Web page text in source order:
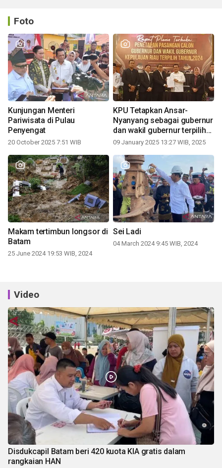
Foto
Kunjungan Menteri
Pariwisata di Pulau
Penyengat
20 October 2025 7:51 WIB
KPU Tetapkan Ansar-
Nyanyang sebagai gubernur
dan wakil gubernur terpilih
periode 2025-2030
09 January 2025 13:27 WIB, 2025
Makam tertimbun longsor di
Batam
25 June 2024 19:53 WIB, 2024
Sei Ladi
04 March 2024 9:45 WIB, 2024
Video
Disdukcapil Batam beri 420 kuota KIA gratis dalam
rangkaian HAN